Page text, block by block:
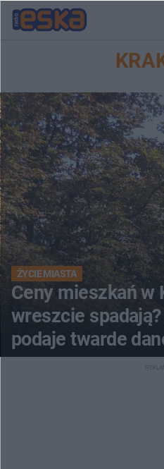
ŻYCIE MIASTA
Ceny mieszkań w
wreszcie
podaje twarde
kupna i wynajmu